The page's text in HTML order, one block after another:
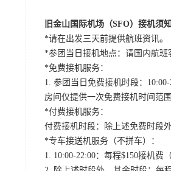
旧金山国际机场（SFO）接机须
*请在出发三天前提供航班资讯。
*参团当日接机地点：请国内航班
*免费接机服务：
1. 参团当日免费接机时段：
房间仅提供一次免费接机时间范
*付费接机服务：
付费接机时段：除上述免费时段
*专车接送机服务（不拼车）：
1. 10:00-22:00：每程$150接机